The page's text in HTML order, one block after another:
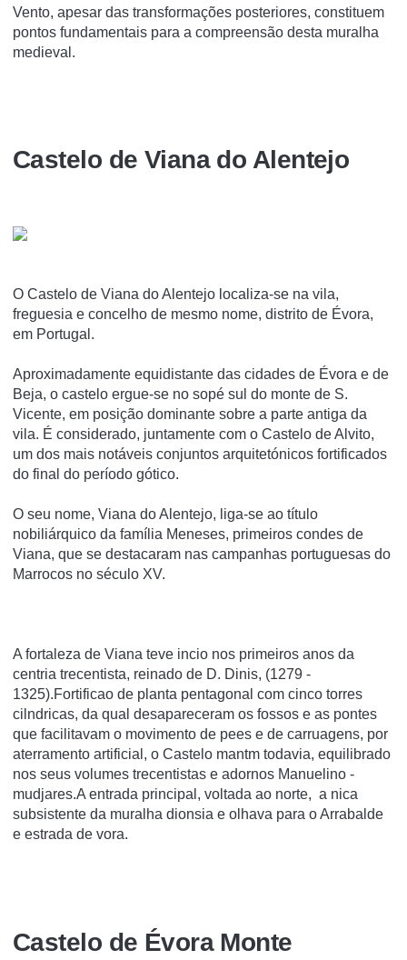
Vento, apesar das transformações posteriores, constituem
pontos fundamentais para a compreensão desta muralha
medieval.
Castelo de Viana do Alentejo
O Castelo de Viana do Alentejo localiza-se na vila,
freguesia e concelho de mesmo nome, distrito de Évora,
em Portugal.
Aproximadamente equidistante das cidades de Évora e de
Beja, o castelo ergue-se no sopé sul do monte de S.
Vicente, em posição dominante sobre a parte antiga da
vila. É considerado, juntamente com o Castelo de Alvito,
um dos mais notáveis conjuntos arquitetónicos fortificados
do final do perí­odo gótico.
O seu nome, Viana do Alentejo, liga-se ao tí­tulo
nobiliárquico da famí­lia Meneses, primeiros condes de
Viana, que se destacaram nas campanhas portuguesas do
Marrocos no século XV.
A fortaleza de Viana teve incio nos primeiros anos da
centria trecentista, reinado de D. Dinis, (1279 -
1325).Fortificao de planta pentagonal com cinco torres
cilndricas, da qual desapareceram os fossos e as pontes
que facilitavam o movimento de pees e de carruagens, por
aterramento artificial, o Castelo mantm todavia, equilibrado
nos seus volumes trecentistas e adornos Manuelino -
mudjares.A entrada principal, voltada ao norte, a nica
subsistente da muralha dionsia e olhava para o Arrabalde
e estrada de vora.
Castelo de Évora Monte